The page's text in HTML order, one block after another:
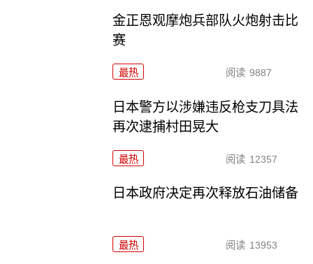
金正恩观摩炮兵部队火炮射击比
赛
最热 阅读 9887
日本警方以涉嫌违反枪支刀具法
再次逮捕村田晃大
最热 阅读 12357
日本政府决定再次释放石油储备
最热 阅读 13953